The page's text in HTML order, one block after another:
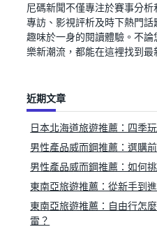
尼碼新聞不僅專注於賽事分
專訪、影視評析及時下熱門
趣味於一身的閱讀體驗。不
樂新潮流，都能在這裡找到
近期文章
日本北海道旅遊推薦：四季
男性產品威而鋼推薦：選購
男性產品威而鋼推薦：如何
東南亞旅遊推薦：從新手到
東南亞旅遊推薦：自由行怎
雷？